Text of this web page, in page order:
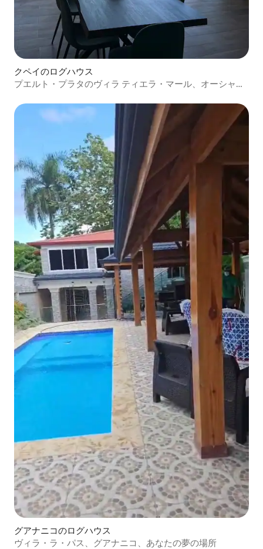
クペイのログハウス
プエルト・プラタのヴィラ ティエラ・マール、オーシャン
グアナニコのログハウス
ヴィラ・ラ・パス、グアナニコ、あなたの夢の場所